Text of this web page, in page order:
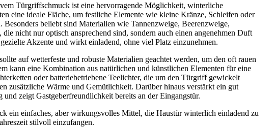
Türgriffschmuck ist eine hervorragende Möglichkeit, winterliche
eine ideale Fläche, um festliche Elemente wie kleine Kränze, Schleifen oder
Besonders beliebt sind Materialien wie Tannenzweige, Beerenzweige,
nicht nur optisch ansprechend sind, sondern auch einen angenehmen Duft
Akzente und wirkt einladend, ohne viel Platz einzunehmen.
auf wetterfeste und robuste Materialien geachtet werden, um den oft rauen
kann eine Kombination aus natürlichen und künstlichen Elementen für eine
oder batteriebetriebene Teelichter, die um den Türgriff gewickelt
zusätzliche Wärme und Gemütlichkeit. Darüber hinaus verstärkt ein gut
zeigt Gastgeberfreundlichkeit bereits an der Eingangstür.
ein einfaches, aber wirkungsvolles Mittel, die Haustür winterlich einladend zu
stilvoll einzufangen.